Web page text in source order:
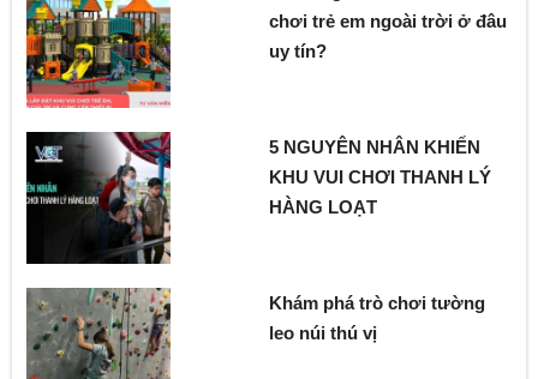
chơi trẻ em ngoài trời ở đâu
uy tín?
5 NGUYÊN NHÂN KHIẾN
KHU VUI CHƠI THANH LÝ
HÀNG LOẠT
Khám phá trò chơi tường
leo núi thú vị